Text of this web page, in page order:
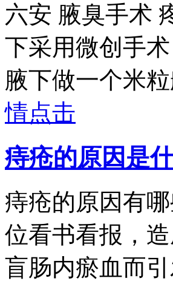
六安 腋臭手术
下采用微创手
腋下做一个米
情点击
痔疮的原因是
痔疮的原因有
位看书看报，
盲肠内瘀血而